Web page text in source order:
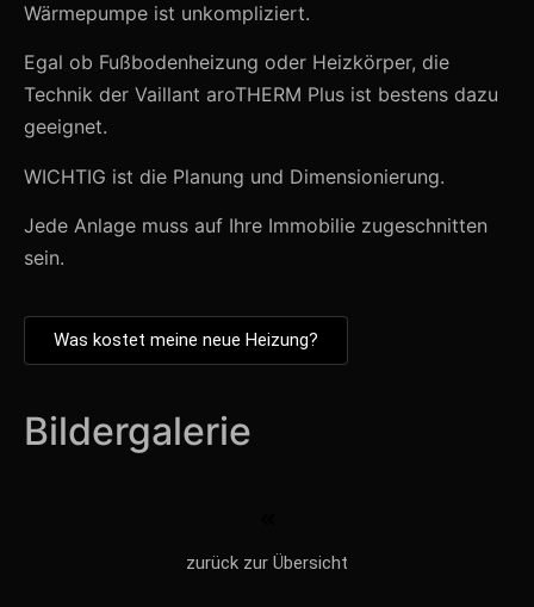
Wärmepumpe ist unkompliziert.
Egal ob Fußbodenheizung oder Heizkörper, die
Technik der Vaillant aroTHERM Plus ist bestens dazu
geeignet.
WICHTIG ist die Planung und Dimensionierung.
Jede Anlage muss auf Ihre Immobilie zugeschnitten
sein.
Was kostet meine neue Heizung?
Bildergalerie
zurück zur Übersicht